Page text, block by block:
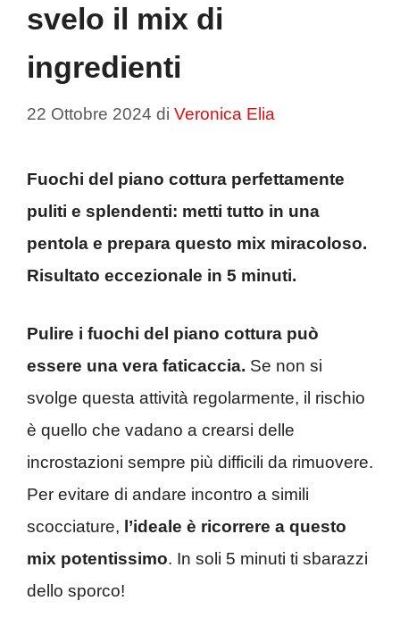
svelo il mix di
ingredienti
22 Ottobre 2024 di Veronica Elia
Fuochi del piano cottura perfettamente
puliti e splendenti: metti tutto in una
pentola e prepara questo mix miracoloso.
Risultato eccezionale in 5 minuti.
Pulire i fuochi del piano cottura può
essere una vera faticaccia. Se non si
svolge questa attività regolarmente, il rischio
è quello che vadano a crearsi delle
incrostazioni sempre più difficili da rimuovere.
Per evitare di andare incontro a simili
scocciature, l’ideale è ricorrere a questo
mix potentissimo. In soli 5 minuti ti sbarazzi
dello sporco!